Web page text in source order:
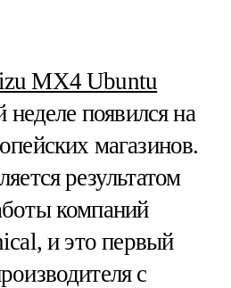
MX4 Ubuntu
неделе появился на
магазинов.
результатом
компаний
и это первый
с